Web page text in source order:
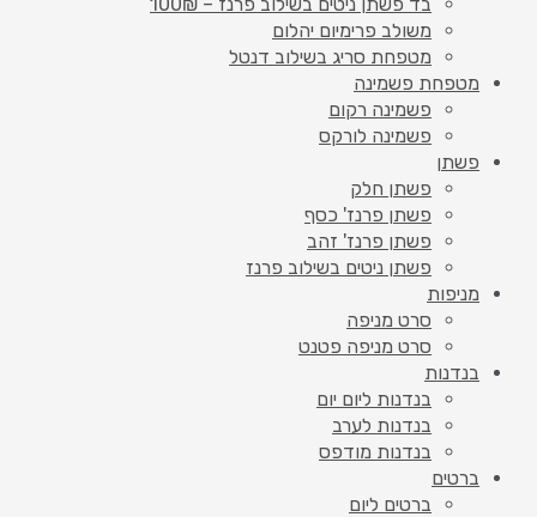
משולב פרימיום יהלום
מטפחת סריג בשילוב דנטל
מטפחת פשמינה
פשמינה רקום
פשמינה לורקס
פשתן
פשתן חלק
פשתן פרנז' כסף
פשתן פרנז' זהב
פשתן ניטים בשילוב פרנז
מניפות
סרט מניפה
סרט מניפה פטנט
בנדנות
בנדנות ליום יום
בנדנות לערב
בנדנות מודפס
ברטים
ברטים ליום